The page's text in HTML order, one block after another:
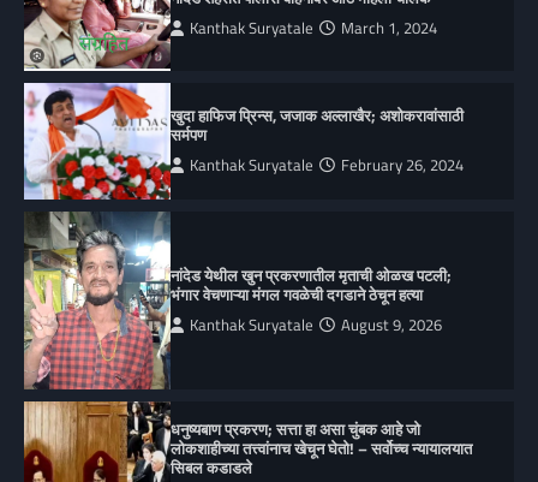
Kanthak Suryatale March 1, 2024
खुदा हाफिज प्रिन्स, जजाक अल्लाखैर; अशोकरावांसाठी
सर्मपण
Kanthak Suryatale February 26, 2024
नांदेड येथील खुन प्रकरणातील मृताची ओळख पटली;
भंगार वेचणाऱ्या मंगल गवळेची दगडाने ठेचून हत्या
Kanthak Suryatale August 9, 2026
धनुष्यबाण प्रकरण; सत्ता हा असा चुंबक आहे जो
लोकशाहीच्या तत्त्वांनाच खेचून घेतो! – सर्वोच्च न्यायालयात
सिबल कडाडले